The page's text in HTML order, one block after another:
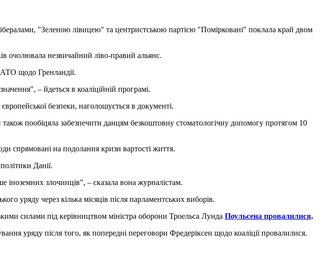
"Зеленою лівицею" та центристською партією "Помірковані" поклала край двом
очолювала незвичайний ліво-правий альянс.
щодо Гренландії.
– йдеться в коаліційній програмі.
безпеки, наголошується в документі.
пообіцяла забезпечити данцям безкоштовну стоматологічну допомогу протягом 10
спрямовані на подолання кризи вартості життя.
Данії.
іноземних злочинців", – сказала вона журналістам.
уряду через кілька місяців після парламентських виборів.
силами під керівництвом міністра оборони Троельса Лунда Поульсена провалилися.
уряду після того, як попередні переговори Фредеріксен щодо коаліції провалилися.